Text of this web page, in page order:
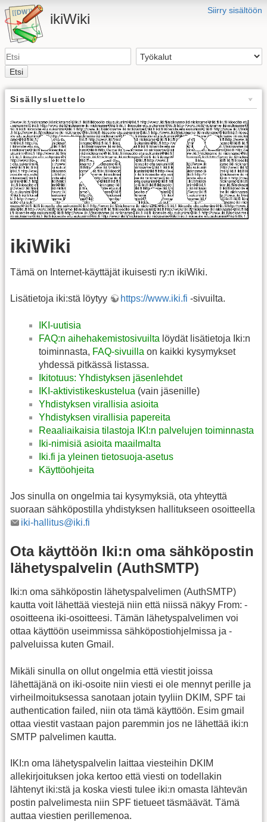
Siirry sisältöön
ikiWiki
Etsi
Sisällysluettelo
ikiWiki
Tämä on Internet-käyttäjät ikuisesti ry:n ikiWiki.
Lisätietoja iki:stä löytyy https://www.iki.fi -sivuilta.
IKI-uutisia
FAQ:n aihehakemistosivuilta löydät lisätietoja Iki:n
toiminnasta, FAQ-sivuilla on kaikki kysymykset
yhdessä pitkässä listassa.
Ikitotuus: Yhdistyksen jäsenlehdet
IKI-aktivistikeskustelua (vain jäsenille)
Yhdistyksen virallisia asioita
Yhdistyksen virallisia papereita
Reaaliaikaisia tilastoja IKI:n palvelujen toiminnasta
Iki-nimisiä asioita maailmalta
Iki.fi ja yleinen tietosuoja-asetus
Käyttöohjeita
Jos sinulla on ongelmia tai kysymyksiä, ota yhteyttä
suoraan sähköpostilla yhdistyksen hallitukseen osoitteella
iki-hallitus@iki.fi
Ota käyttöön Iki:n oma sähköpostin
lähetyspalvelin (AuthSMTP)
Iki:n oma sähköpostin lähetyspalvelimen (AuthSMTP)
kautta voit lähettää viestejä niin että niissä näkyy From: -
osoitteena iki-osoitteesi. Tämän lähetyspalvelimen voi
ottaa käyttöön useimmissa sähköpostiohjelmissa ja -
palveluissa kuten Gmail.
Mikäli sinulla on ollut ongelmia että viestit joissa
lähettäjänä on iki-osoite niin viesti ei ole mennyt perille ja
virheilmoituksessa sanotaan jotain tyyliin DKIM, SPF tai
authentication failed, niin ota tämä käyttöön. Esim gmail
ottaa viestit vastaan pajon paremmin jos ne lähettää iki:n
SMTP palvelimen kautta.
IKI:n oma lähetyspalvelin laittaa viesteihin DKIM
allekirjoituksen joka kertoo että viesti on todellakin
lähtenyt iki:stä ja koska viesti tulee iki:n omasta lähtevän
postin palvelimesta niin SPF tietueet täsmäävät. Tämä
auttaa viestien perillemenoa.